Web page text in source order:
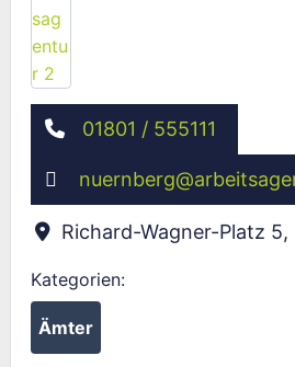
01801 / 555111
nuernberg@
Richard-Wagner-Platz 5,
Kategorien:
Ämter